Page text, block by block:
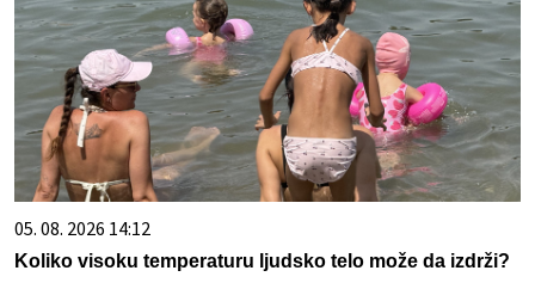
05. 08. 2026 14:12
Koliko visoku temperaturu ljudsko telo može da izdrži?